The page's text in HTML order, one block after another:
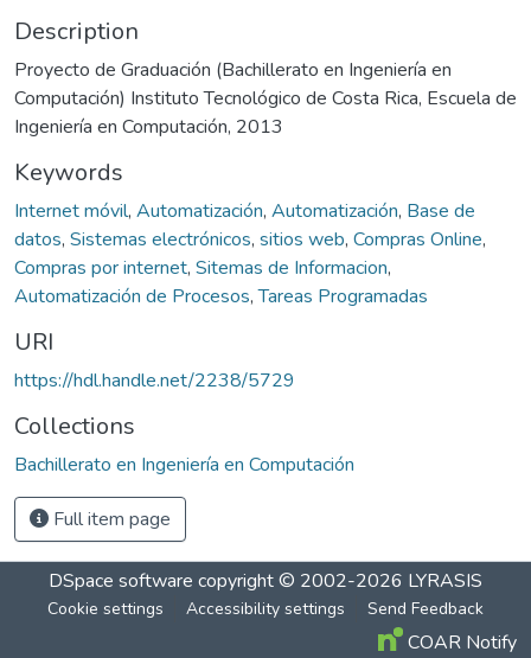
Description
Proyecto de Graduación (Bachillerato en Ingeniería en
Computación) Instituto Tecnológico de Costa Rica, Escuela de
Ingeniería en Computación, 2013
Keywords
Internet móvil, Automatización, Automatización, Base de
datos, Sistemas electrónicos, sitios web, Compras Online,
Compras por internet, Sitemas de Informacion,
Automatización de Procesos,Tareas Programadas
URI
https://hdl.handle.net/2238/5729
Collections
Bachillerato en Ingeniería en Computación
Full item page
DSpace software copyright © 2002-2026 LYRASIS
Cookie settings Accessibility settings Send Feedback
COAR Notify